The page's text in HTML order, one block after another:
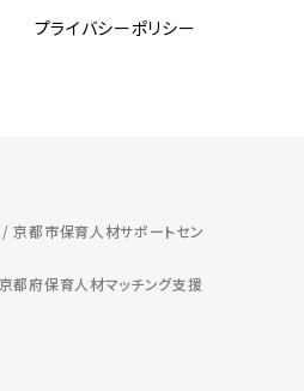
プライバシーポリシー
京都市保育人材サポートセン
府保育人材マッチング支援